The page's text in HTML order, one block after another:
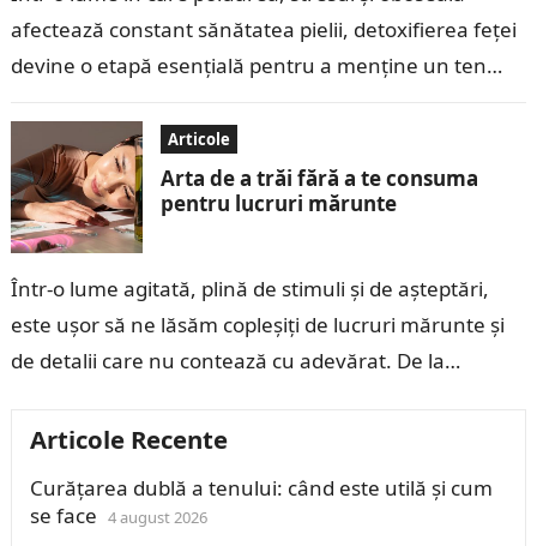
afectează constant sănătatea pielii, detoxifierea feței
devine o etapă esențială pentru a menține un ten
Articole
Arta de a trăi fără a te consuma
pentru lucruri mărunte
Într-o lume agitată, plină de stimuli și de așteptări,
este ușor să ne lăsăm copleșiți de lucruri mărunte și
de detalii care nu contează cu adevărat. De la…
Articole Recente
Curățarea dublă a tenului: când este utilă și cum
se face 4 august 2026